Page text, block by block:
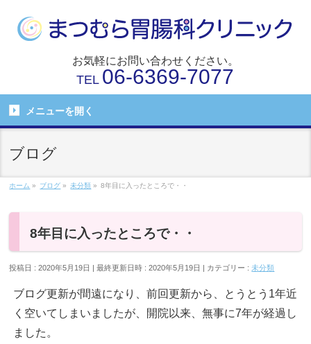
お気軽にお問い合わせください。
TEL 06-6369-7077
メニューを開く
ブログ
ホーム » ブログ » 未分類 » 8年目に入ったところで・・
8年目に入ったところで・・
投稿日 : 2020年5月19日 最終更新日時 : 2020年5月19日 カテゴリー :未分類
ブログ更新が間遠になり、前回更新から、とうとう1年近
く空いてしまいましたが、開院以来、無事に7年が経過し
ました。